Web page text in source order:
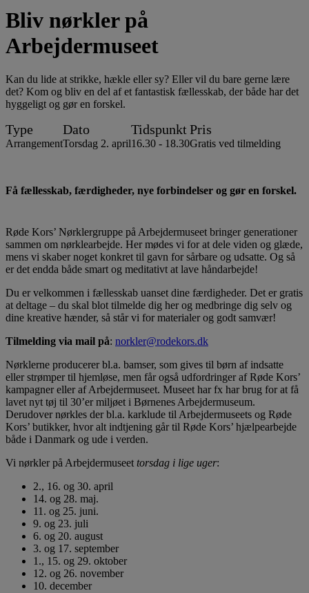
Bliv nørkler på
Arbejdermuseet
Kan du lide at strikke, hækle eller sy? Eller vil du bare gerne lære
det? Kom og bliv en del af et fantastisk fællesskab, der både har det
hyggeligt og gør en forskel.
Type
Arrangement
Dato
Torsdag 2. april
Tidspunkt
16.30 - 18.30
Pris
Gratis ved tilmelding
Få fællesskab, færdigheder, nye forbindelser og gør en forskel.
Røde Kors’ Nørklergruppe på Arbejdermuseet bringer generationer
sammen om nørklearbejde. Her mødes vi for at dele viden og glæde,
mens vi skaber noget konkret til gavn for sårbare og udsatte. Og så
er det endda både smart og meditativt at lave håndarbejde!
Du er velkommen i fællesskab uanset dine færdigheder. Det er gratis
at deltage – du skal blot tilmelde dig her og medbringe dig selv og
dine kreative hænder, så står vi for materialer og godt samvær!
Tilmelding via mail på: norkler@rodekors.dk
Nørklerne producerer bl.a. bamser, som gives til børn af indsatte
eller strømper til hjemløse, men får også udfordringer af Røde Kors’
kampagner eller af Arbejdermuseet. Museet har fx har brug for at få
lavet nyt tøj til 30’er miljøet i Børnenes Arbejdermuseum.
Derudover nørkles der bl.a. karklude til Arbejdermuseets og Røde
Kors’ butikker, hvor alt indtjening går til Røde Kors’ hjælpearbejde
både i Danmark og ude i verden.
Vi nørkler på Arbejdermuseet torsdag i lige uger:
2., 16. og 30. april
14. og 28. maj.
11. og 25. juni.
9. og 23. juli
6. og 20. august
3. og 17. september
1., 15. og 29. oktober
12. og 26. november
10. december